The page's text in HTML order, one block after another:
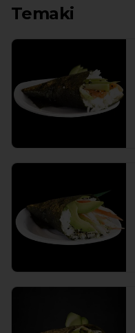
Temaki